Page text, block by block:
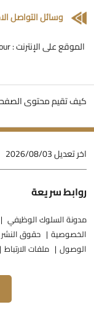
وسائل التواصل
الموقع على الإنترنت : Facebook.com/drensour
كيف تقيم محتوى
اخر تعديل2026/08/03
روابط سريعة
مدونة السلوك الوظيفي
الخصوصية
حقوق النشر
الوصول
ملفات الارتباط